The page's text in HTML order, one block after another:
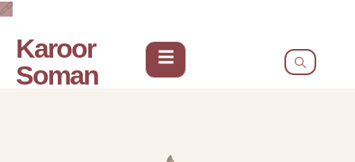
Karoor
Soman